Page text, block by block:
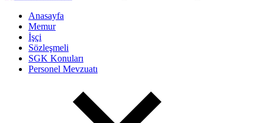
Anasayfa
Memur
İşçi
Sözleşmeli
SGK Konuları
Personel Mevzuatı